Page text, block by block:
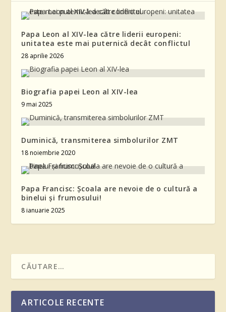
Papa Leon al XIV-lea către liderii europeni:
unitatea este mai puternică decât conflictul
28 aprilie 2026
Biografia papei Leon al XIV-lea
9 mai 2025
Duminică, transmiterea simbolurilor ZMT
18 noiembrie 2020
Papa Francisc: Școala are nevoie de o cultură a
binelui și frumosului!
8 ianuarie 2025
ARTICOLE RECENTE